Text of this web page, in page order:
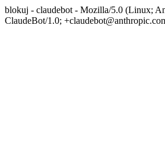
blokuj - claudebot - Mozilla/5.0 (Linux;
ClaudeBot/1.0;